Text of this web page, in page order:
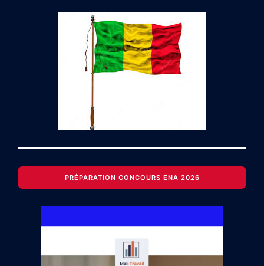
PRÉPARATION CONCOURS ENA 2026